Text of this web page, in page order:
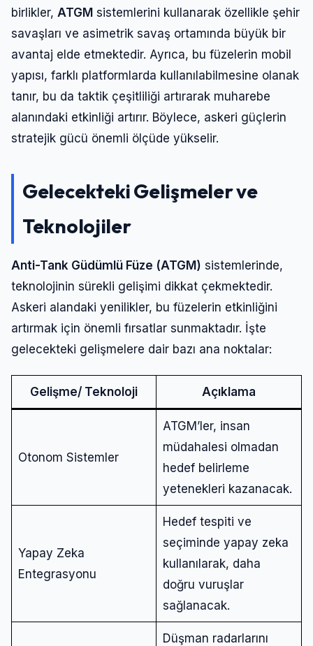
birlikler, ATGM sistemlerini kullanarak özellikle şehir
savaşları ve asimetrik savaş ortamında büyük bir
avantaj elde etmektedir. Ayrıca, bu füzelerin mobil
yapısı, farklı platformlarda kullanılabilmesine olanak
tanır, bu da taktik çeşitliliği artırarak muharebe
alanındaki etkinliği artırır. Böylece, askeri güçlerin
stratejik gücü önemli ölçüde yükselir.
Gelecekteki Gelişmeler ve
Teknolojiler
Anti-Tank Güdümlü Füze (ATGM) sistemlerinde,
teknolojinin sürekli gelişimi dikkat çekmektedir.
Askeri alandaki yenilikler, bu füzelerin etkinliğini
artırmak için önemli fırsatlar sunmaktadır. İşte
gelecekteki gelişmelere dair bazı ana noktalar:
Gelişme/ Teknoloji Açıklama
Otonom Sistemler
ATGM’ler, insan
müdahalesi olmadan
hedef belirleme
yetenekleri kazanacak.
Yapay Zeka
Entegrasyonu
Hedef tespiti ve
seçiminde yapay zeka
kullanılarak, daha
doğru vuruşlar
sağlanacak.
Düşman radarlarını